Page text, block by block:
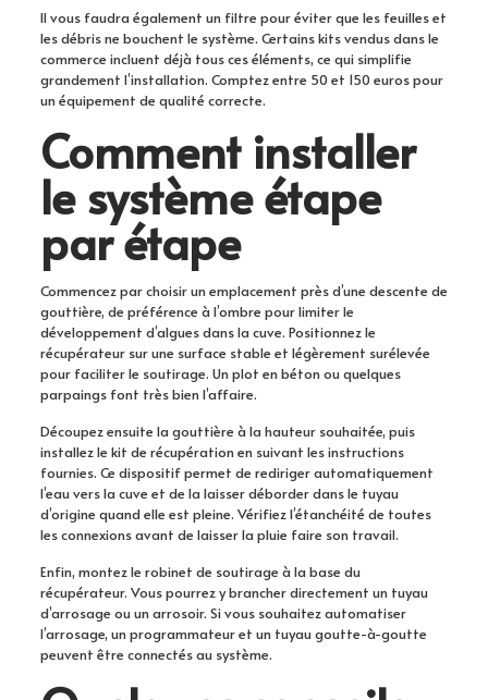
Il vous faudra également un filtre pour éviter que les feuilles et
les débris ne bouchent le système. Certains kits vendus dans le
commerce incluent déjà tous ces éléments, ce qui simplifie
grandement l’installation. Comptez entre 50 et 150 euros pour
un équipement de qualité correcte.
Comment installer
le système étape
par étape
Commencez par choisir un emplacement près d’une descente de
gouttière, de préférence à l’ombre pour limiter le
développement d’algues dans la cuve. Positionnez le
récupérateur sur une surface stable et légèrement surélevée
pour faciliter le soutirage. Un plot en béton ou quelques
parpaings font très bien l’affaire.
Découpez ensuite la gouttière à la hauteur souhaitée, puis
installez le kit de récupération en suivant les instructions
fournies. Ce dispositif permet de rediriger automatiquement
l’eau vers la cuve et de la laisser déborder dans le tuyau
d’origine quand elle est pleine. Vérifiez l’étanchéité de toutes
les connexions avant de laisser la pluie faire son travail.
Enfin, montez le robinet de soutirage à la base du
récupérateur. Vous pourrez y brancher directement un tuyau
d’arrosage ou un arrosoir. Si vous souhaitez automatiser
l’arrosage, un programmateur et un tuyau goutte-à-goutte
peuvent être connectés au système.